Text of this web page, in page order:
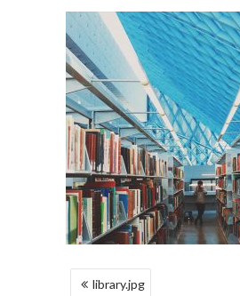
NAWIGACJA
library.jpg